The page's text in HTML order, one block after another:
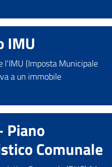
IMU
l'IMU (Imposta Municipale
a un immobile
Piano
Comunale